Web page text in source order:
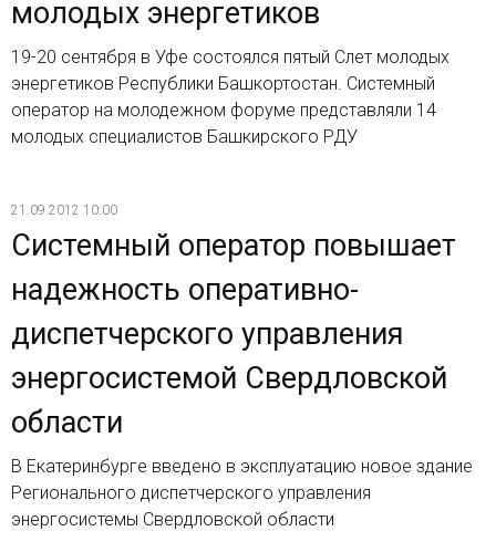
молодых энергетиков
19-20 сентября в Уфе состоялся пятый Слет молодых
энергетиков Республики Башкортостан. Системный
оператор на молодежном форуме представляли 14
молодых специалистов Башкирского РДУ
21.09.2012 10:00
Системный оператор повышает
надежность оперативно-
диспетчерского управления
энергосистемой Свердловской
области
В Екатеринбурге введено в эксплуатацию новое здание
Регионального диспетчерского управления
энергосистемы Свердловской области